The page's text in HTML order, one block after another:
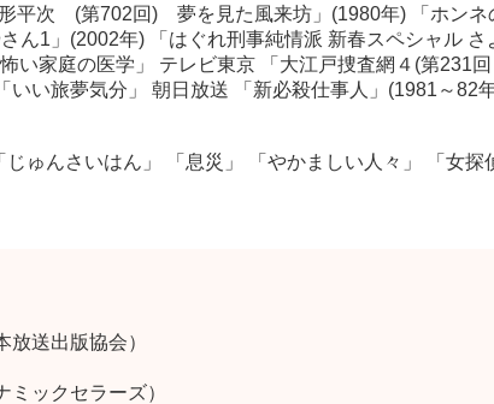
平次 (第702回) 夢を見た風来坊」(1980年) 「ホンネ
ん1」(2002年) 「はぐれ刑事純情派 新春スペシャル
い家庭の医学」 テレビ東京 「大江戸捜査網４(第231
いい旅夢気分」 朝日放送 「新必殺仕事人」(1981～82
じゅんさいはん」 「息災」 「やかましい人々」 「女
放送出版協会）
ミックセラーズ）